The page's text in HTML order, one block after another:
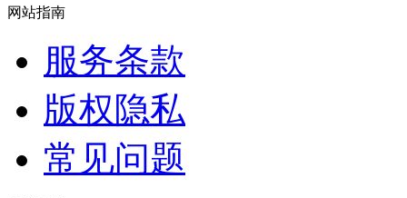
网站指南
服务条款
版权隐私
常见问题